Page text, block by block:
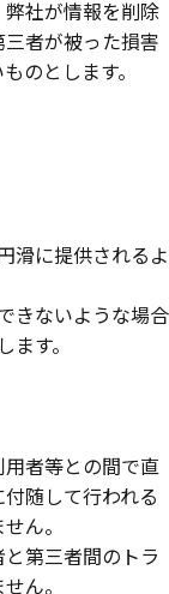
社が情報を削除
者が被った損害
のとします。
滑に提供されるよ
きないような場合
す。
者等との間で直
随して行われる
ん。
第三者間のトラ
ん。